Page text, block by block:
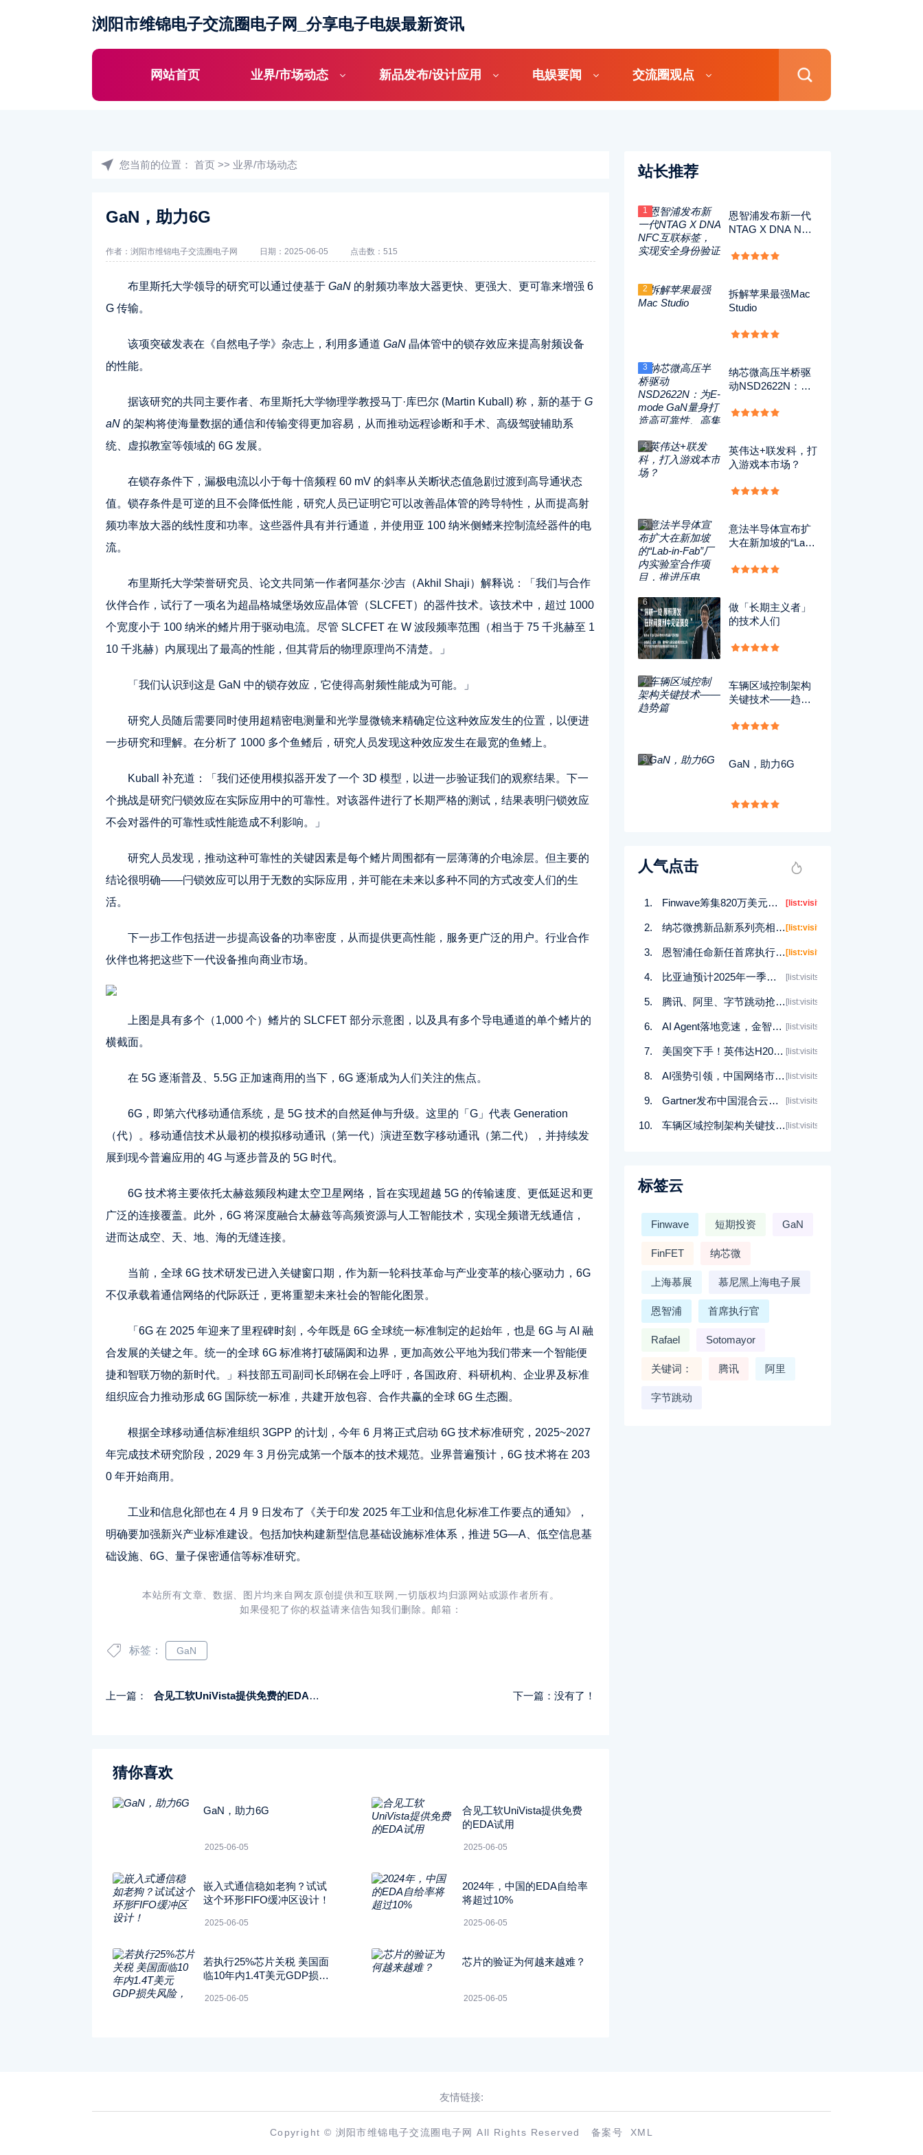
浏阳市维锦电子交流圈电子网_分享电子电娱最新资讯
网站首页 业界/市场动态 新品发布/设计应用 电娱要闻 交流圈观点
您当前的位置：首页 >> 业界/市场动态
GaN，助力6G
作者：浏阳市维锦电子交流圈电子网 日期：2025-06-05 点击数：515
布里斯托大学领导的研究可以通过使基于GaN 的射频功率放大器更快、更强大、更可靠来增强 6
G 传输。
该项突破发表在《自然电子学》杂志上，利用多通道GaN 晶体管中的锁存效应来提高射频设备
的性能。
据该研究的共同主要作者、布里斯托大学物理学教授马丁·库巴尔 (Martin Kuball) 称，新的基于G
aN 的架构将使海量数据的通信和传输变得更加容易，从而推动远程诊断和手术、高级驾驶辅助系
统、虚拟教室等领域的 6G 发展。
在锁存条件下，漏极电流以小于每十倍频程 60 mV 的斜率从关断状态值急剧过渡到高导通状态
值。锁存条件是可逆的且不会降低性能，研究人员已证明它可以改善晶体管的跨导特性，从而提高射
频功率放大器的线性度和功率。这些器件具有并行通道，并使用亚 100 纳米侧鳍来控制流经器件的电
流。
布里斯托大学荣誉研究员、论文共同第一作者阿基尔·沙吉（Akhil Shaji）解释说：「我们与合作
伙伴合作，试行了一项名为超晶格城堡场效应晶体管（SLCFET）的器件技术。该技术中，超过 1000
个宽度小于 100 纳米的鳍片用于驱动电流。尽管 SLCFET 在 W 波段频率范围（相当于 75 千兆赫至 1
10 千兆赫）内展现出了最高的性能，但其背后的物理原理尚不清楚。」
「我们认识到这是 GaN 中的锁存效应，它使得高射频性能成为可能。」
研究人员随后需要同时使用超精密电测量和光学显微镜来精确定位这种效应发生的位置，以便进
一步研究和理解。在分析了 1000 多个鱼鳍后，研究人员发现这种效应发生在最宽的鱼鳍上。
Kuball 补充道：「我们还使用模拟器开发了一个 3D 模型，以进一步验证我们的观察结果。下一
个挑战是研究闩锁效应在实际应用中的可靠性。对该器件进行了长期严格的测试，结果表明闩锁效应
不会对器件的可靠性或性能造成不利影响。」
研究人员发现，推动这种可靠性的关键因素是每个鳍片周围都有一层薄薄的介电涂层。但主要的
结论很明确——闩锁效应可以用于无数的实际应用，并可能在未来以多种不同的方式改变人们的生
活。
下一步工作包括进一步提高设备的功率密度，从而提供更高性能，服务更广泛的用户。行业合作
伙伴也将把这些下一代设备推向商业市场。
上图是具有多个（1,000 个）鳍片的 SLCFET 部分示意图，以及具有多个导电通道的单个鳍片的
横截面。
在 5G 逐渐普及、5.5G 正加速商用的当下，6G 逐渐成为人们关注的焦点。
6G，即第六代移动通信系统，是 5G 技术的自然延伸与升级。这里的「G」代表 Generation
（代）。移动通信技术从最初的模拟移动通讯（第一代）演进至数字移动通讯（第二代），并持续发
展到现今普遍应用的 4G 与逐步普及的 5G 时代。
6G 技术将主要依托太赫兹频段构建太空卫星网络，旨在实现超越 5G 的传输速度、更低延迟和更
广泛的连接覆盖。此外，6G 将深度融合太赫兹等高频资源与人工智能技术，实现全频谱无线通信，
进而达成空、天、地、海的无缝连接。
当前，全球 6G 技术研发已进入关键窗口期，作为新一轮科技革命与产业变革的核心驱动力，6G
不仅承载着通信网络的代际跃迁，更将重塑未来社会的智能化图景。
「6G 在 2025 年迎来了里程碑时刻，今年既是 6G 全球统一标准制定的起始年，也是 6G 与 AI 融
合发展的关键之年。统一的全球 6G 标准将打破隔阂和边界，更加高效公平地为我们带来一个智能便
捷和智联万物的新时代。」科技部五司副司长邱钢在会上呼吁，各国政府、科研机构、企业界及标准
组织应合力推动形成 6G 国际统一标准，共建开放包容、合作共赢的全球 6G 生态圈。
根据全球移动通信标准组织 3GPP 的计划，今年 6 月将正式启动 6G 技术标准研究，2025~2027
年完成技术研究阶段，2029 年 3 月份完成第一个版本的技术规范。业界普遍预计，6G 技术将在 203
0 年开始商用。
工业和信息化部也在 4 月 9 日发布了《关于印发 2025 年工业和信息化标准工作要点的通知》，
明确要加强新兴产业标准建设。包括加快构建新型信息基础设施标准体系，推进 5G—A、低空信息基
础设施、6G、量子保密通信等标准研究。
本站所有文章、数据、图片均来自网友原创提供和互联网,一切版权均归源网站或源作者所有。
如果侵犯了你的权益请来信告知我们删除。邮箱：
标签： GaN
上一篇： 合见工软UniVista提供免费的EDA试用 下一篇：没有了！
猜你喜欢
GaN，助力6G
2025-06-05
合见工软UniVista提供免费
的EDA试用
2025-06-05
嵌入式通信稳如老狗？试试
这个环形FIFO缓冲区设计！
2025-06-05
2024年，中国的EDA自给率
将超过10%
2025-06-05
若执行25%芯片关税 美国面
临10年内1.4T美元GDP损失
2025-06-05
芯片的验证为何越来越难？
2025-06-05
站长推荐
1
恩智浦发布新一代
NTAG X DNA NFC
全身份验证
2
拆解苹果最强Mac
Studio
3
纳芯微高压半桥驱
动NSD2622N：为
打造高可靠性、高
4
英伟达+联发科，打
入游戏本市场？
5
意法半导体宣布扩
大在新加坡的“Lab-i
合作项目，推进压
6
做「长期主义者」
的技术人们
7
车辆区域控制架构
关键技术——趋势
8 GaN，助力6G
人气点击
Finwave筹集820万美元短期投资以推动市场发展 [list:visits]
纳芯微携新品新系列亮相2025上海慕展 [list:visits]
恩智浦任命新任首席执行官 Rafael Sotomayor接任 [list:visits]
比亚迪预计2025年一季度净利润同比增长119% [list:visits]
腾讯、阿里、字节跳动抢购算力资源 [list:visits]
AI Agent落地竞速，金智维卡位千亿级企业市场 [list:visits]
美国突下手！英伟达H20芯片出口需要许可，被迫计提55亿美元 [list:visits]
AI强势引领，中国网络市场进入“当打之年” [list:visits]
Gartner发布中国混合云成本管理的三大策略 [list:visits]
车辆区域控制架构关键技术——趋势篇 [list:visits]
标签云
Finwave 短期投资 GaN
FinFET 纳芯微
上海慕展 慕尼黑上海电子展
恩智浦 首席执行官
Rafael Sotomayor
关键词： 腾讯 阿里
字节跳动
友情链接:
Copyright © 浏阳市维锦电子交流圈电子网 All Rights Reserved 备案号 XML